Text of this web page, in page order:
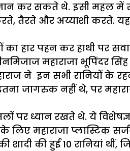
कर सकते थे. इसी महल में
तैरते और अय्याशी करते.
का हार पहन कर हाथी
महाराजा भूपिंदर
ने इन सभी रानियों
जागरुक नहीं थे, पर
पर ध्यान रखते थे. ये
महाराजा प्लास्टिक
शादी की हुई 10 रानियां